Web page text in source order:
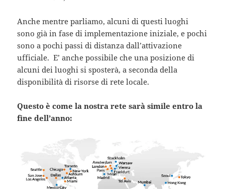
Anche mentre parliamo, alcuni di questi luoghi
sono già in fase di implementazione iniziale, e pochi
sono a pochi passi di distanza dall’attivazione
ufficiale. E’ anche possibile che una posizione di
alcuni dei luoghi si sposterà, a seconda della
disponibilità di risorse di rete locale.
Questo è come la nostra rete sarà simile entro la
fine dell’anno: